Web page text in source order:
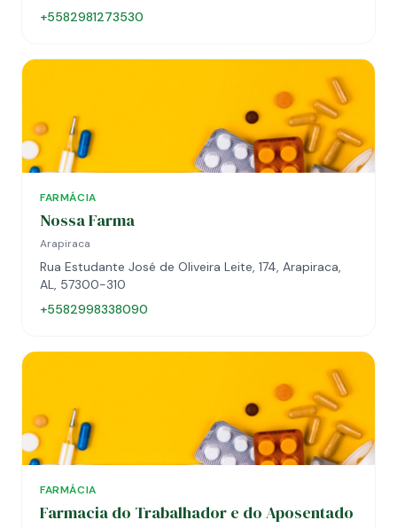
+5582981273530
FARMÁCIA
Nossa Farma
Arapiraca
Rua Estudante José de Oliveira Leite, 174, Arapiraca,
AL, 57300-310
+5582998338090
FARMÁCIA
Farmacia do Trabalhador e do Aposentado